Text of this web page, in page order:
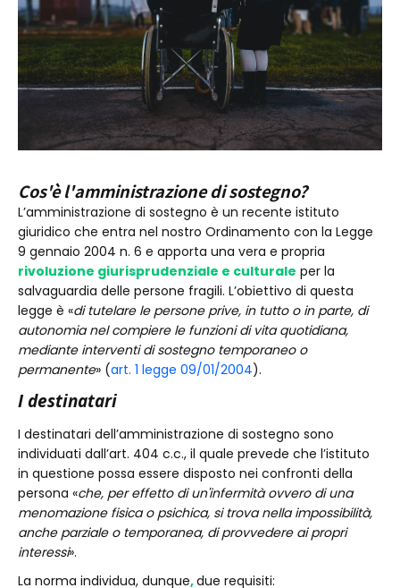
Cos'è l'amministrazione di sostegno?
L’amministrazione di sostegno è un recente istituto
giuridico che entra nel nostro Ordinamento con la Legge
9 gennaio 2004 n. 6 e apporta una vera e propria
rivoluzione giurisprudenziale e culturale per la
salvaguardia delle persone fragili. L’obiettivo di questa
legge è «di tutelare le persone prive, in tutto o in parte, di
autonomia nel compiere le funzioni di vita quotidiana,
mediante interventi di sostegno temporaneo o
permanente» (art. 1 legge 09/01/2004).
I destinatari
I destinatari dell’amministrazione di sostegno sono
individuati dall’art. 404 c.c., il quale prevede che l’istituto
in questione possa essere disposto nei confronti della
persona «che, per effetto di un'infermità ovvero di una
menomazione fisica o psichica, si trova nella impossibilità,
anche parziale o temporanea, di provvedere ai propri
interessi».
La norma individua, dunque,due requisiti: